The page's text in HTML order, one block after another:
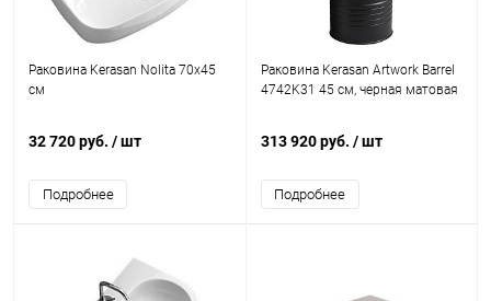
Раковина Kerasan Nolita 70х45
см
32 720 руб. / шт
Подробнее
Раковина Kerasan Artwork Barrel
4742K31 45 см, черная матовая
313 920 руб. / шт
Подробнее